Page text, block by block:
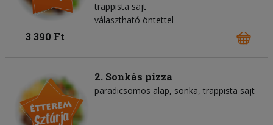
trappista sajt
választható öntettel
3 390 Ft
2. Sonkás pizza
paradicsomos alap sonka trappista sajt